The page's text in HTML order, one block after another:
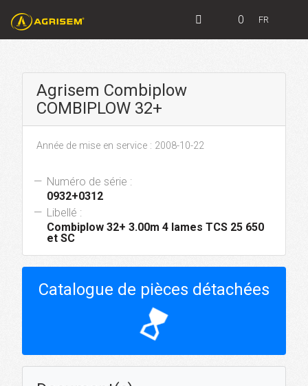
0 FR
Agrisem Combiplow
COMBIPLOW 32+
Année de mise en service : 2008-10-22
Numéro de série :
0932+0312
Libellé :
Combiplow 32+ 3.00m 4 lames TCS 25 650
et SC
Catalogue de pièces détachées
hourglass_top